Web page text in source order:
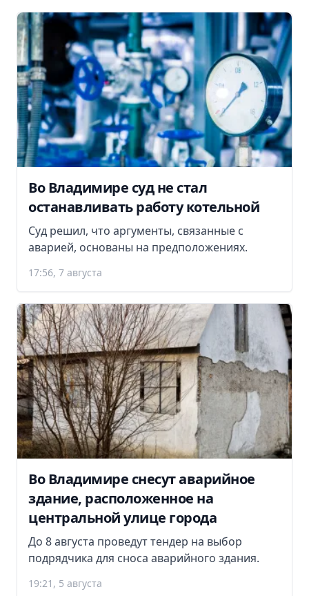
Во Владимире суд не стал
останавливать работу котельной
Суд решил, что аргументы, связанные с
аварией, основаны на предположениях.
17:56, 7 августа
Во Владимире снесут аварийное
здание, расположенное на
центральной улице города
До 8 августа проведут тендер на выбор
подрядчика для сноса аварийного здания.
19:21, 5 августа